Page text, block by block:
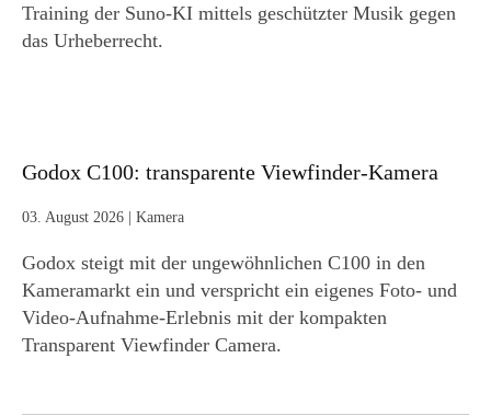
Training der Suno-KI mittels geschützter Musik gegen
das Urheberrecht.
Godox C100: transparente Viewfinder-Kamera
03. August 2026 Kamera
Godox steigt mit der ungewöhnlichen C100 in den
Kameramarkt ein und verspricht ein eigenes Foto- und
Video-Aufnahme-Erlebnis mit der kompakten
Transparent Viewfinder Camera.